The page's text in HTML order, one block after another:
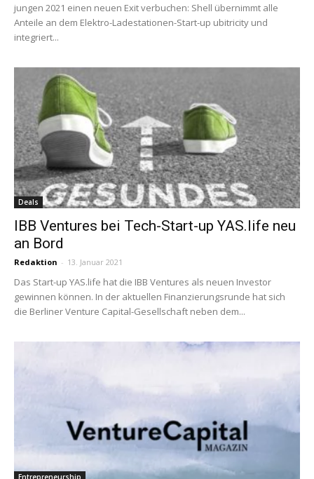
jungen 2021 einen neuen Exit verbuchen: Shell übernimmt alle
Anteile an dem Elektro-Ladestationen-Start-up ubitricity und
integriert...
Deals
IBB Ventures bei Tech-Start-up YAS.life neu
an Bord
Redaktion - 13. Januar 2021
Das Start-up YAS.life hat die IBB Ventures als neuen Investor
gewinnen können. In der aktuellen Finanzierungsrunde hat sich
die Berliner Venture Capital-Gesellschaft neben dem...
Entrepreneurship